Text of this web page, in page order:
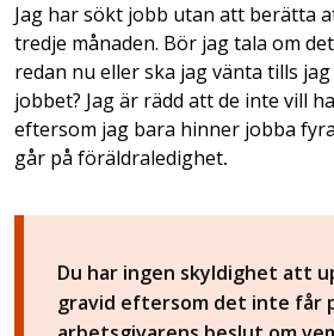
Jag har sökt jobb utan att berätta
tredje månaden. Bör jag tala om
redan nu eller ska jag vänta tills
jobbet? Jag är rädd att de inte vill
eftersom jag bara hinner jobba
går på föräldraledighet.
Du har ingen skyldighet att
gravid eftersom det inte får